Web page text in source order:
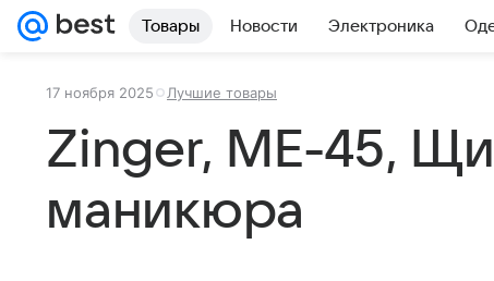
Товары Новости Электроника
17 ноября 2025 Лучшие товары
Zinger, ME-45,
маникюра